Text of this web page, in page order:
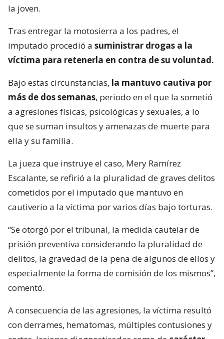
la joven.
Tras entregar la motosierra a los padres, el
imputado procedió a suministrar drogas a la
víctima para retenerla en contra de su voluntad.
Bajo estas circunstancias, la mantuvo cautiva por
más de dos semanas, periodo en el que la sometió
a agresiones físicas, psicológicas y sexuales, a lo
que se suman insultos y amenazas de muerte para
ella y su familia.
La jueza que instruye el caso, Mery Ramírez
Escalante, se refirió a la pluralidad de graves delitos
cometidos por el imputado que mantuvo en
cautiverio a la víctima por varios días bajo torturas.
“Se otorgó por el tribunal, la medida cautelar de
prisión preventiva considerando la pluralidad de
delitos, la gravedad de la pena de algunos de ellos y
especialmente la forma de comisión de los mismos”,
comentó.
A consecuencia de las agresiones, la víctima resultó
con derrames, hematomas, múltiples contusiones y